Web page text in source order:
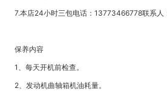
7.本店24小时三包电话：13773466778联系人
保养内容
1、每天开机前检查。
2、发动机曲轴箱机油耗量。